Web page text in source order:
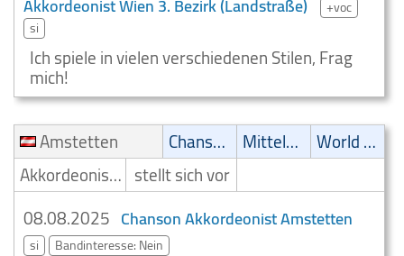
+voc
si
Ich spiele in vielen verschiedenen Stilen, Frag
mich!
Amstetten
Chanson Mittelalter
World Music
Akkordeonist/Akkordeonspieler stellt sich vor
08.08.2025 Chanson Akkordeonist Amstetten
si Bandinteresse: Nein